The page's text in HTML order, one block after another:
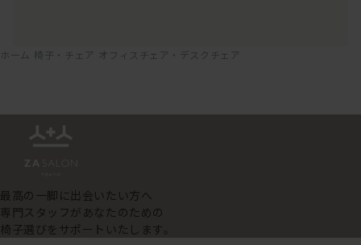
ホーム 椅子・チェア オフィスチェア・デスクチェア
最高の一脚に出会いたい方へ
専門スタッフがあなたのための
椅子選びをサポートいたします。